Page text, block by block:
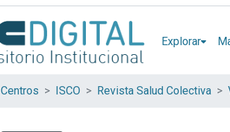
Explorar
Centros ISCO Revista Salud Colectiva